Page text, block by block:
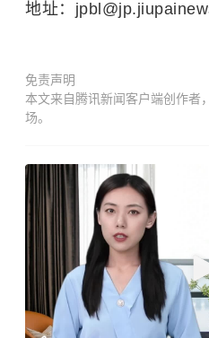
地址：
免责声明
本文来自腾讯新闻客户端创作者
场。